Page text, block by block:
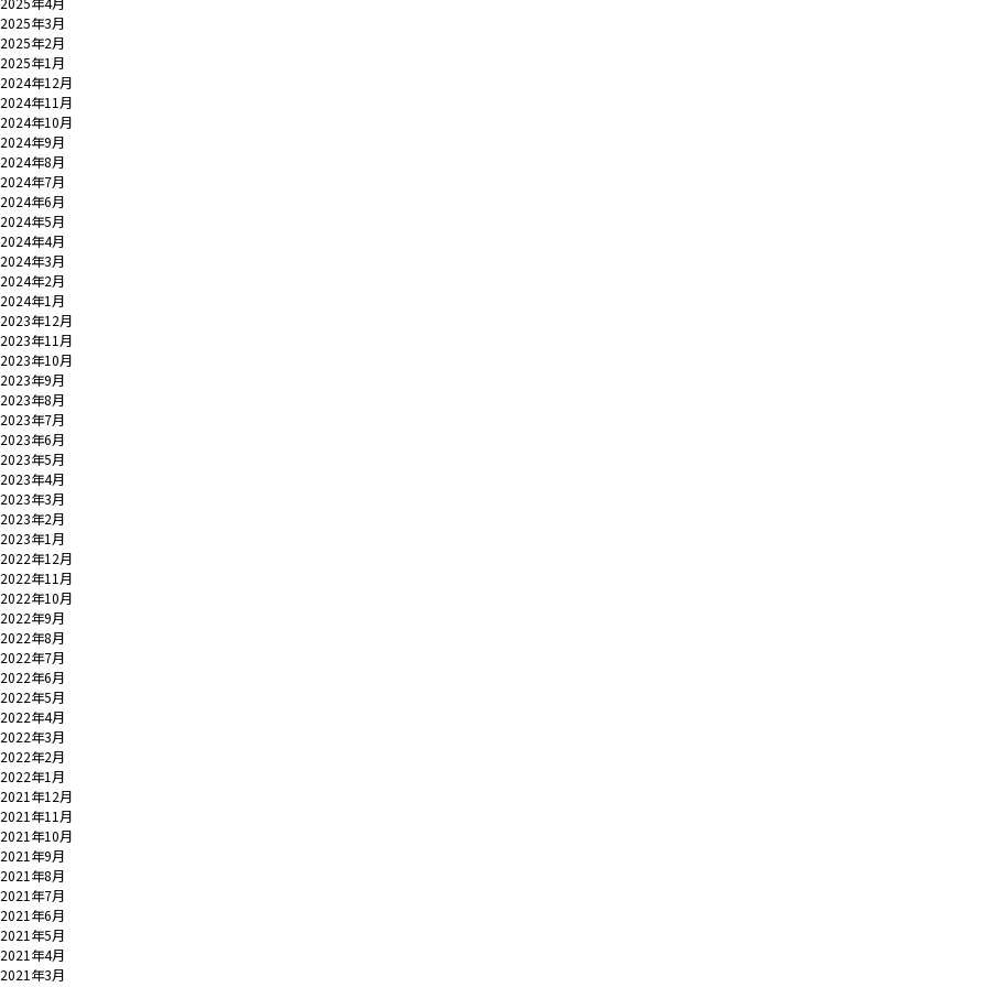
2025年3月
2025年2月
2025年1月
2024年12月
2024年11月
2024年10月
2024年9月
2024年8月
2024年7月
2024年6月
2024年5月
2024年4月
2024年3月
2024年2月
2024年1月
2023年12月
2023年11月
2023年10月
2023年9月
2023年8月
2023年7月
2023年6月
2023年5月
2023年4月
2023年3月
2023年2月
2023年1月
2022年12月
2022年11月
2022年10月
2022年9月
2022年8月
2022年7月
2022年6月
2022年5月
2022年4月
2022年3月
2022年2月
2022年1月
2021年12月
2021年11月
2021年10月
2021年9月
2021年8月
2021年7月
2021年6月
2021年5月
2021年4月
2021年3月